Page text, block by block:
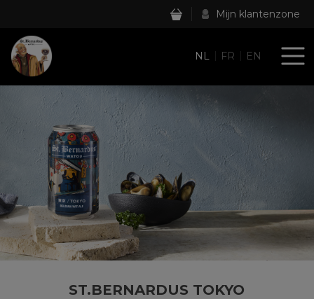
Mijn klantenzone
NL FR EN
ST.BERNARDUS TOKYO